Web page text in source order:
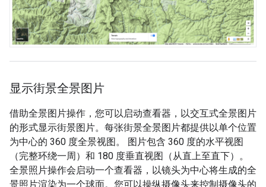
显示街景全景图片
借助全景图片操作，您可以启动查看器，以交互式全景图片
的形式显示街景图片。每张街景全景图片都提供以单个位置
为中心的 360 度全景视图。 图片包含 360 度的水平视图
（完整环绕一周）和 180 度垂直视图（从直上至直下）。
全景照片操作会启动一个查看器，以镜头为中心将生成的全
景照片渲染为一个球面。您可以操纵摄像头来控制摄像头的